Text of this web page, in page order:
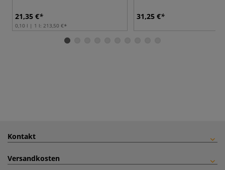
21,35 €
0,10 l | 1 l: 213,50 €
31,25 €
Kontakt
Versandkosten